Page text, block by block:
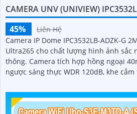
CAMERA UNV (UNIVIEW)
45%
Liên Hệ
Camera IP Dome IPC3532LB-ADZK-G
Ultra265 cho chất lượng hình ảnh sắc
thông. Camera tích hợp hồng ngoại 40m, công nghệ chống
ngược sáng thực WDR 120dB, khe